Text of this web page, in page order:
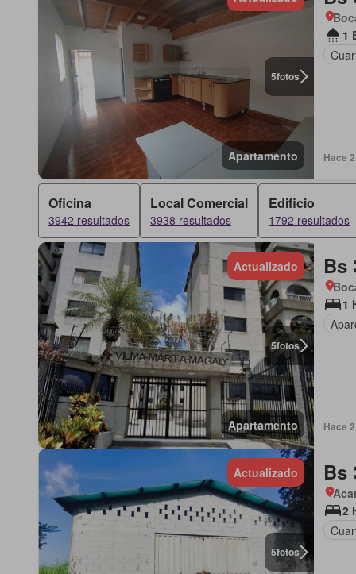
5fotos
Apartamento
1
Hace
Oficina
3942 resultados
Local Comercial
3938 resultados
Edificio
1792 resultados
5fotos
Actualizado
Apartamento
Bs
1
Hace
5fotos
Actualizado Bs
2